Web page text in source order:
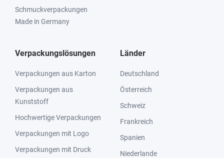
Schmuckverpackungen
Made in Germany
Verpackungslösungen
Verpackungen aus Karton
Verpackungen aus
Kunststoff
Hochwertige Verpackungen
Verpackungen mit Logo
Verpackungen mit Druck
Länder
Deutschland
Österreich
Schweiz
Frankreich
Spanien
Niederlande